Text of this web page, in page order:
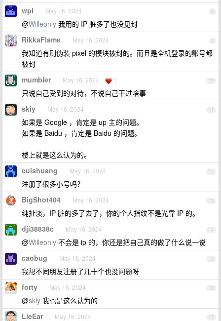
8
wpl May 16, 2024
@Willeonly 我用的 IP 脏多了也没见封
9
RikkaFlame May 16, 2024
我知道有刷伪装 pixel 的模块被封的。而且是全机登录的账号都
被封
10
mumbler May 16, 2024 1
只说自己受到的对待，不说自己干过啥事
11
skiy May 16, 2024
如果是 Google ，肯定是 up 主的问题。
如果是 Baidu ，肯定是 Baidu 的问题。
楼上就是这么认为的。
12
cuishuang May 16, 2024
注册了很多小号吗？
13
BigShot404 May 16, 2024
纯扯淡，IP 脏的多了去了，你的个人指纹不是光靠 IP 的。
14
dji38838c May 16, 2024
@Willeonly 不会是 ip 的，你还是把自己真的做了什么说一说
15
caobug May 16, 2024
我帮不同朋友注册了几十个也没问题呀
16
forty May 16, 2024
@skiy 我也是这么认为的
17
LieEar May 16, 2024